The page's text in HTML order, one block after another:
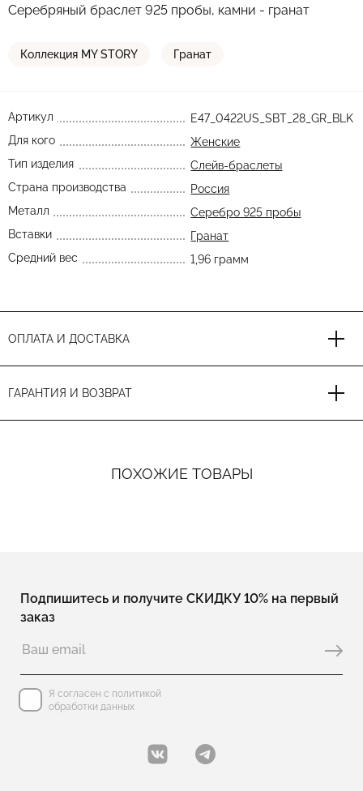
Серебряный браслет 925 пробы, камни - гранат
Коллекция MY STORY Гранат
Артикул
E47_0422US_SBT_28_GR_BLK
Для кого
Женские
Тип изделия
Слейв-браслеты
Страна производства
Россия
Металл
Серебро 925 пробы
Вставки
Гранат
Средний вес
1,96 грамм
ОПЛАТА И ДОСТАВКА
ГАРАНТИЯ И ВОЗВРАТ
ПОХОЖИЕ ТОВАРЫ
Подпишитесь и получите СКИДКУ 10% на первый
заказ
Я согласен с политикой
обработки данных